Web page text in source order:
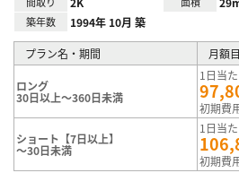
築年数 1994年 10月 築
プラン名・期間 月額
ロング
30日以上～360日未満
1日当
初期費
ショート【7日以上】
～30日未満
1日当
初期費